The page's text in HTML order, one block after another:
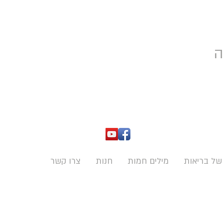
בריאות מילים חמות חנות צרו קשר